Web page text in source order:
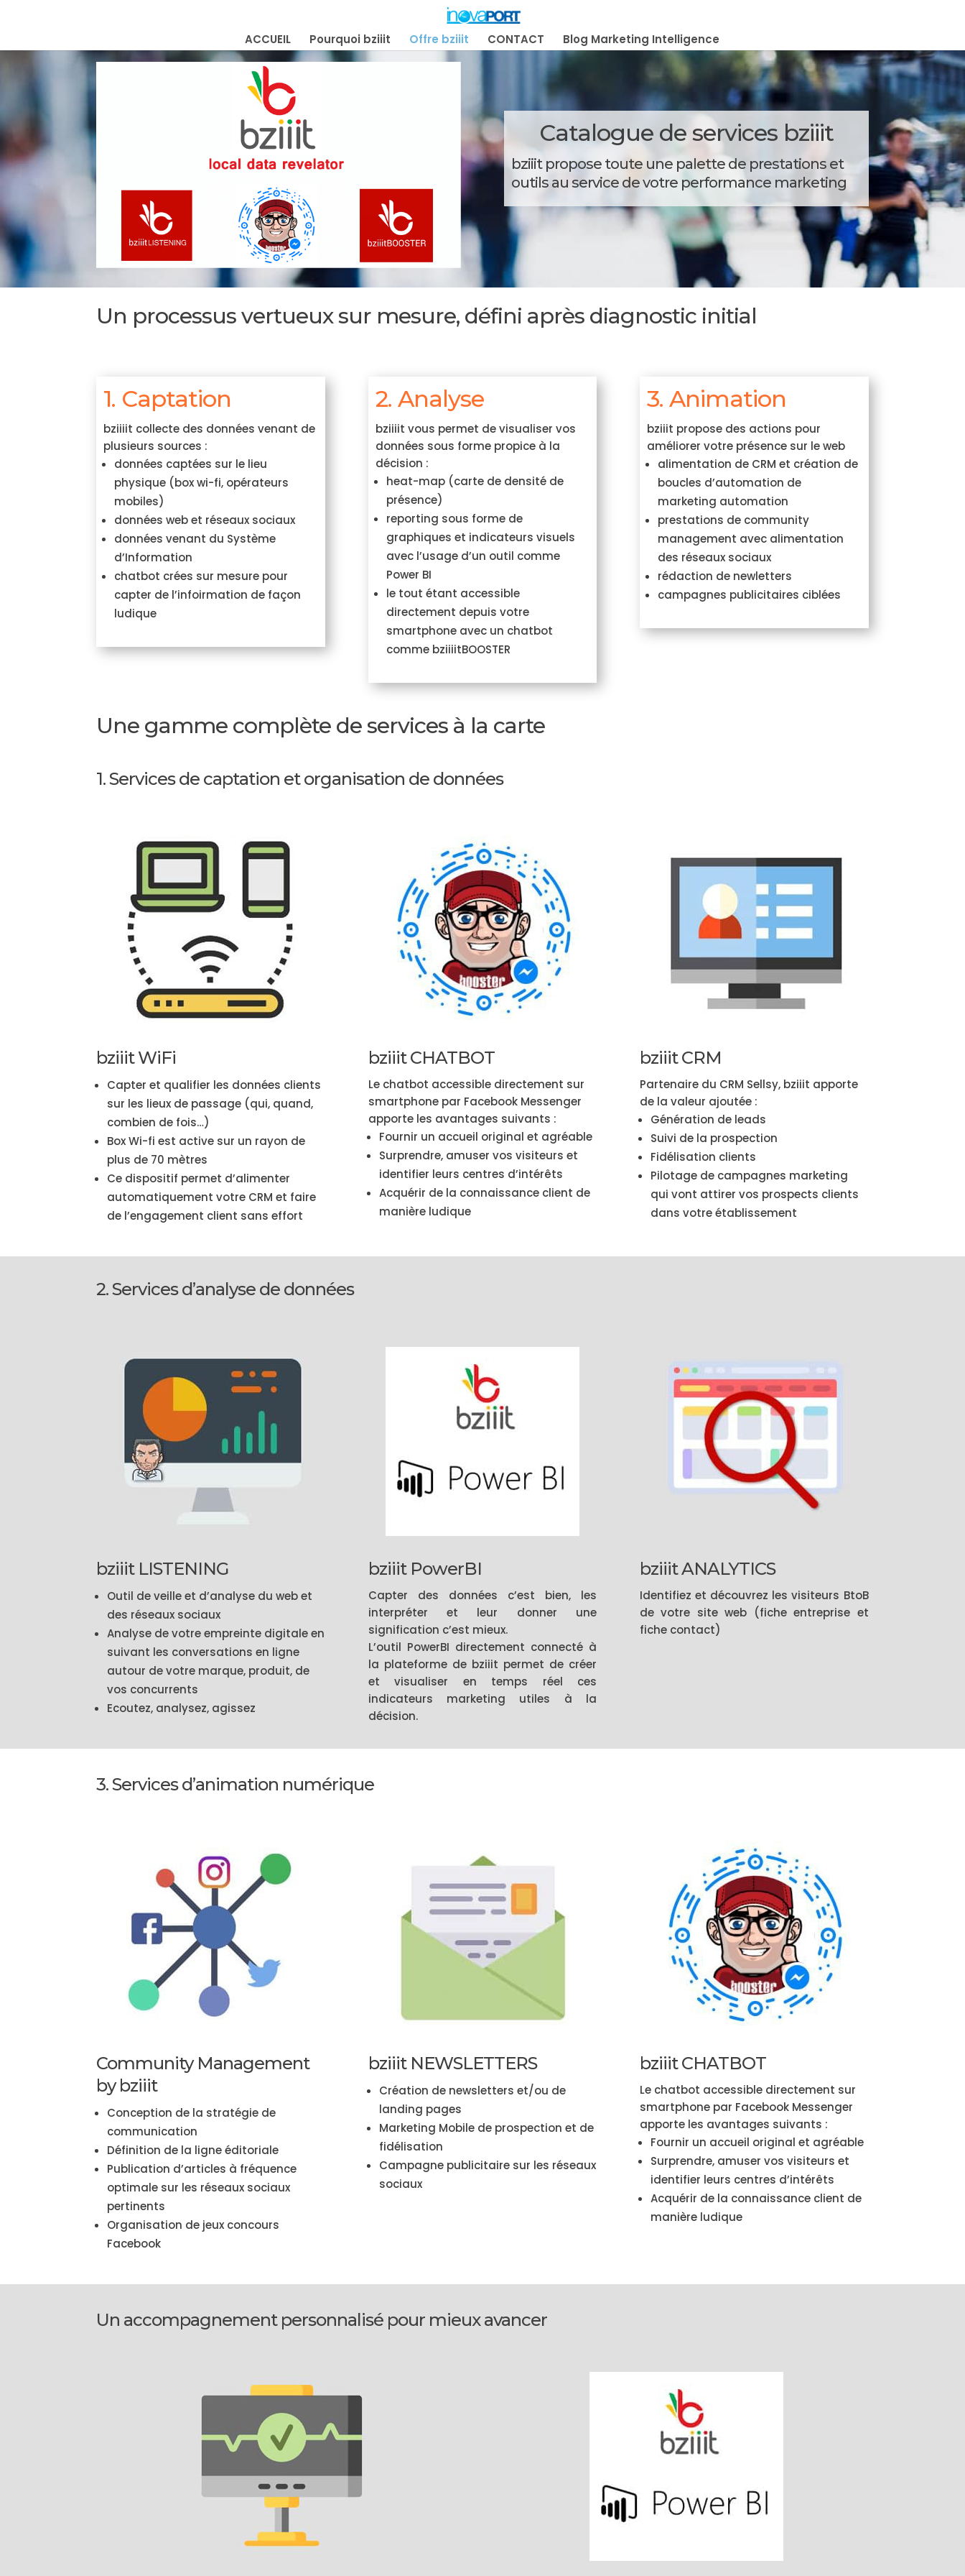
ACCUEIL Pourquoi bziiit Offre bziiit CONTACT Blog Marketing Intelligence
Catalogue de services bziiit
bziiit propose toute une palette de prestations et
outils au service de votre performance marketing
Un processus vertueux sur mesure, défini après diagnostic initial
1. Captation
bziiiit collecte des données venant de
plusieurs sources :
données captées sur le lieu
physique (box wi-fi, opérateurs
mobiles)
données web et réseaux sociaux
données venant du Système
d’Information
chatbot crées sur mesure pour
capter de l’infoirmation de façon
ludique
2. Analyse
bziiiit vous permet de visualiser vos
données sous forme propice à la
décision :
heat-map (carte de densité de
présence)
reporting sous forme de
graphiques et indicateurs visuels
avec l’usage d’un outil comme
Power BI
le tout étant accessible
directement depuis votre
smartphone avec un chatbot
comme bziiiitBOOSTER
3. Animation
bziiit propose des actions pour
améliorer votre présence sur le web
alimentation de CRM et création de
boucles d’automation de
marketing automation
prestations de community
management avec alimentation
des réseaux sociaux
rédaction de newletters
campagnes publicitaires ciblées
Une gamme complète de services à la carte
1. Services de captation et organisation de données
bziiit WiFi
Capter et qualifier les données clients
sur les lieux de passage (qui, quand,
combien de fois…)
Box Wi-fi est active sur un rayon de
plus de 70 mètres
Ce dispositif permet d’alimenter
automatiquement votre CRM et faire
de l’engagement client sans effort
bziiit CHATBOT
Le chatbot accessible directement sur
smartphone par Facebook Messenger
apporte les avantages suivants :
Fournir un accueil original et agréable
Surprendre, amuser vos visiteurs et
identifier leurs centres d’intérêts
Acquérir de la connaissance client de
manière ludique
bziiit CRM
Partenaire du CRM Sellsy, bziiit apporte
de la valeur ajoutée :
Génération de leads
Suivi de la prospection
Fidélisation clients
Pilotage de campagnes marketing
qui vont attirer vos prospects clients
dans votre établissement
2. Services d’analyse de données
bziiit LISTENING
Outil de veille et d’analyse du web et
des réseaux sociaux
Analyse de votre empreinte digitale en
suivant les conversations en ligne
autour de votre marque, produit, de
vos concurrents
Ecoutez, analysez, agissez
bziiit PowerBI
Capter des données c’est bien, les
interpréter et leur donner une
signification c’est mieux.
L’outil PowerBI directement connecté à
la plateforme de bziiit permet de créer
et visualiser en temps réel ces
indicateurs marketing utiles à la
décision.
bziiit ANALYTICS
Identifiez et découvrez les visiteurs BtoB
de votre site web (fiche entreprise et
fiche contact)
3. Services d’animation numérique
Community Management
by bziiit
Conception de la stratégie de
communication
Définition de la ligne éditoriale
Publication d’articles à fréquence
optimale sur les réseaux sociaux
pertinents
Organisation de jeux concours
Facebook
bziiit NEWSLETTERS
Création de newsletters et/ou de
landing pages
Marketing Mobile de prospection et de
fidélisation
Campagne publicitaire sur les réseaux
sociaux
bziiit CHATBOT
Le chatbot accessible directement sur
smartphone par Facebook Messenger
apporte les avantages suivants :
Fournir un accueil original et agréable
Surprendre, amuser vos visiteurs et
identifier leurs centres d’intérêts
Acquérir de la connaissance client de
manière ludique
Un accompagnement personnalisé pour mieux avancer